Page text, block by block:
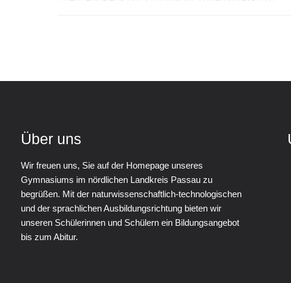
Über uns
Wir freuen uns, Sie auf der Homepage unseres
Gymnasiums im nördlichen Landkreis Passau zu
begrüßen. Mit der naturwissenschaftlich-technologischen
und der sprachlichen Ausbildungsrichtung bieten wir
unseren Schülerinnen und Schülern ein Bildungsangebot
bis zum Abitur.